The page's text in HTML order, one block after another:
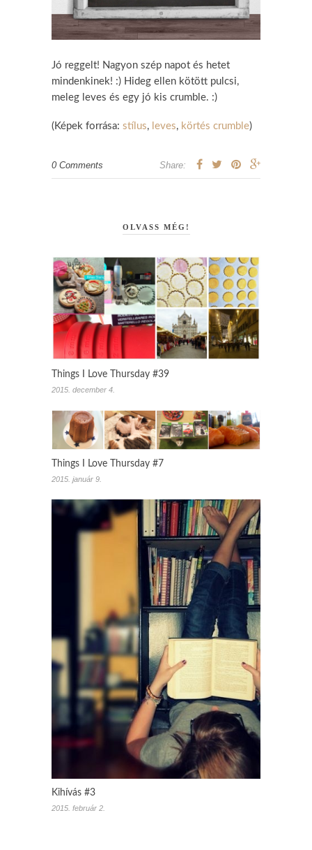
Jó reggelt! Nagyon szép napot és hetet
mindenkinek! :) Hideg ellen kötött pulcsi,
meleg leves és egy jó kis crumble. :)
(Képek forrása: stílus, leves, körtés crumble)
0 Comments Share:
OLVASS MÉG!
Things I Love Thursday #39
2015. december 4.
Things I Love Thursday #7
2015. január 9.
Kihívás #3
2015. február 2.